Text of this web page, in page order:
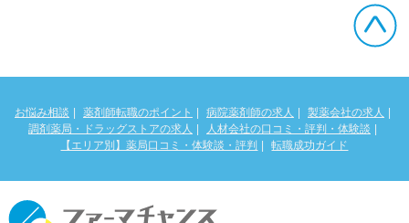
お悩み相談 薬剤師転職のポイント 病院薬剤師の求人
製薬会社の求人
調剤薬局・ドラッグストアの求人
人材会社の口コミ・評判・体験談
【エリア別】薬局口コミ・体験談・評判
転職成功ガイド